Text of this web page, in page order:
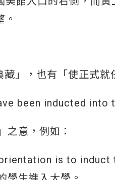
」，也有「使正式就
been inducted into
之意，例如：
is to induct